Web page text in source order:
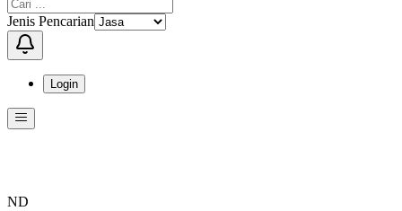
Jenis Pencarian
Login
Menu ini berisi navigasi untuk mengakses fitur-fitur di KangPro
ND